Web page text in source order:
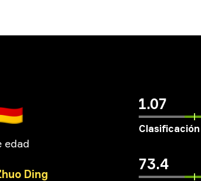
edad
Ding
1.07
Clasificación
73.4